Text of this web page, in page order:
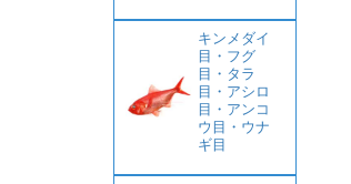
キンメダイ
目・フグ
目・タラ
目・アシロ
目・アンコ
ウ目・ウナ
ギ目